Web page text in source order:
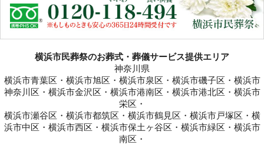
横浜市民葬祭のお葬式・葬儀サービス提供エリア
神奈川県
横浜市青葉区・横浜市旭区・横浜市泉区・横浜市磯子区・横浜市
神奈川区・横浜市金沢区・横浜市港南区・横浜市港北区・横浜市
栄区・
横浜市瀬谷区・横浜市都筑区・横浜市鶴見区・横浜市戸塚区・横
浜市中区・横浜市西区・横浜市保土ヶ谷区・横浜市緑区・横浜市
南区・